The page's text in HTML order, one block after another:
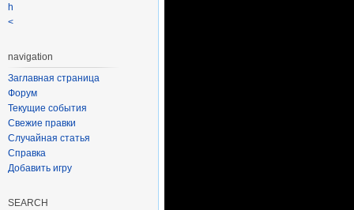
h
<
navigation
Заглавная страница
Форум
Текущие события
Свежие правки
Случайная статья
Справка
Добавить игру
SEARCH